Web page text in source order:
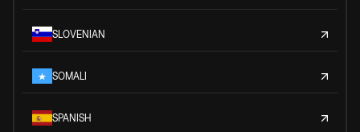
SLOVENIAN
SOMALI
SPANISH